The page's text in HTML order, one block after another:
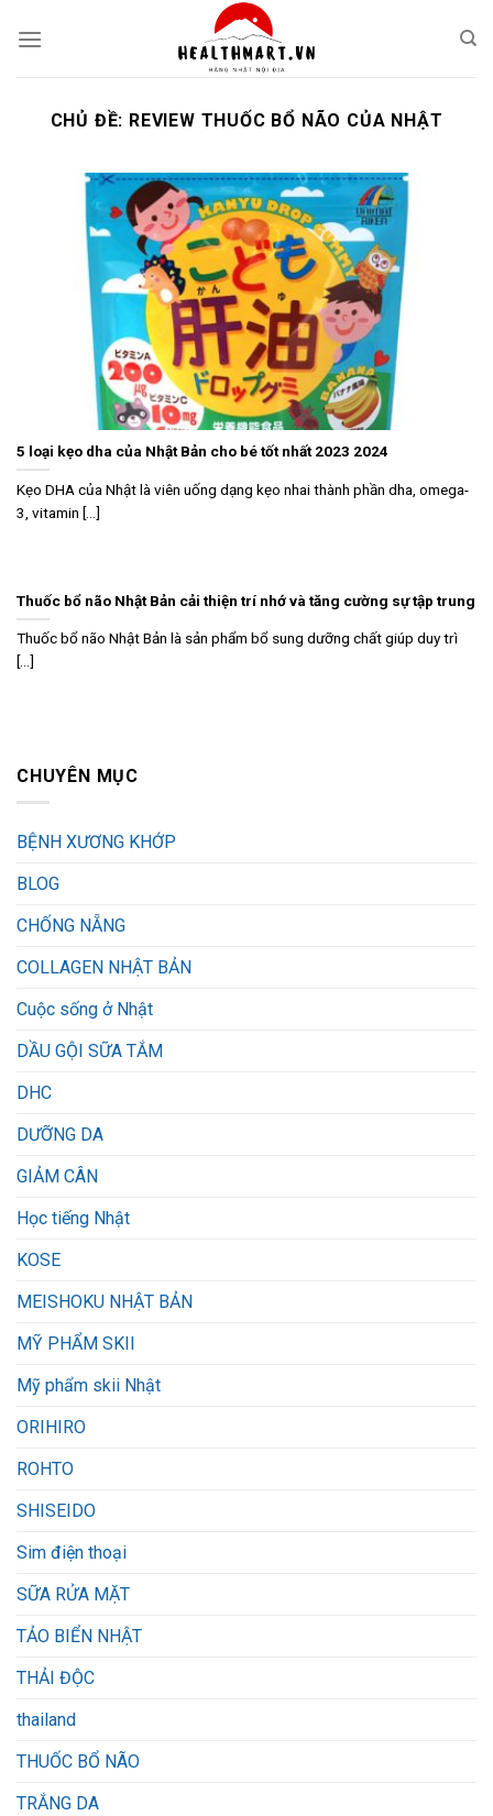
CHỦ ĐỀ: REVIEW THUỐC BỔ NÃO CỦA NHẬT
5 loại kẹo dha của Nhật Bản cho bé tốt nhất 2023 2024
Kẹo DHA của Nhật là viên uống dạng kẹo nhai thành phần dha, omega-
3, vitamin [...]
Thuốc bổ não Nhật Bản cải thiện trí nhớ và tăng cường sự tập trung
Thuốc bổ não Nhật Bản là sản phẩm bổ sung dưỡng chất giúp duy trì
[...]
CHUYÊN MỤC
BỆNH XƯƠNG KHỚP
BLOG
CHỐNG NẴNG
COLLAGEN NHẬT BẢN
Cuộc sống ở Nhật
DẦU GỘI SỮA TẮM
DHC
DƯỠNG DA
GIẢM CÂN
Học tiếng Nhật
KOSE
MEISHOKU NHẬT BẢN
MỸ PHẨM SKII
Mỹ phẩm skii Nhật
ORIHIRO
ROHTO
SHISEIDO
Sim điện thoại
SỮA RỬA MẶT
TẢO BIỂN NHẬT
THẢI ĐỘC
thailand
THUỐC BỔ NÃO
TRẮNG DA